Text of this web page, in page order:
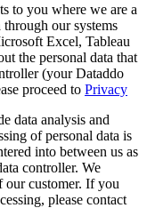
to you where we are a
our systems
Excel, Tableau
the personal data that
(your Dataddo
proceed to Privacy
data analysis and
of personal data is
into between us as
controller. We
our customer. If you
please contact